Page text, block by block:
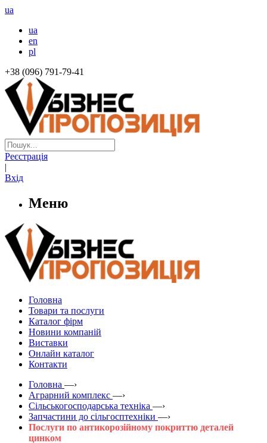
ua
ua
en
pl
+38 (096) 791-79-41
Реєстрація
|
Вхід
Меню
Головна
Товари та послуги
Каталог фірм
Новини компаній
Виставки
Онлайн каталог
Контакти
Головна —›
Аграрний комплекс —›
Сільськогосподарська техніка —›
Запчастини до сільгосптехніки —›
Послуги по антикорозійному покриттю деталей
цинком